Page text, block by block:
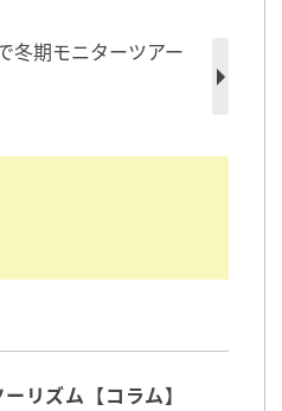
冬期モニターツアー
リズム【コラム】